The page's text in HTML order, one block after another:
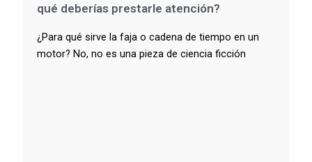
qué deberías prestarle atención?
¿Para qué sirve la faja o cadena de tiempo en un
motor? No, no es una pieza de ciencia ficción